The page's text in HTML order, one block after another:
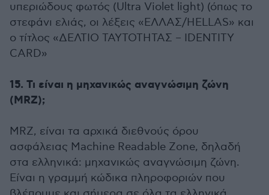
υπεριώδους φωτός (Ultra Violet light) (όπως το
στεφάνι ελιάς, οι λέξεις «ΕΛΛΑΣ/HELLAS» και
ο τίτλος «ΔΕΛΤΙΟ ΤΑΥΤΟΤΗΤΑΣ – IDENTITY
CARD»
15. Τι είναι η μηχανικώς αναγνώσιμη ζώνη
(MRZ);
MRZ, είναι τα αρχικά διεθνούς όρου
ασφάλειας Machine Readable Zone, δηλαδή
στα ελληνικά: μηχανικώς αναγνώσιμη ζώνη.
Είναι η γραμμή κώδικα πληροφοριών που